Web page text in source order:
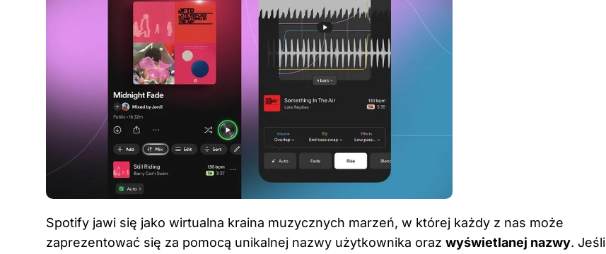
Spotify jawi się jako wirtualna kraina muzycznych marzeń, w której każdy z nas może
zaprezentować się za pomocą unikalnej nazwy użytkownika oraz wyświetlanej nazwy. Jeśli